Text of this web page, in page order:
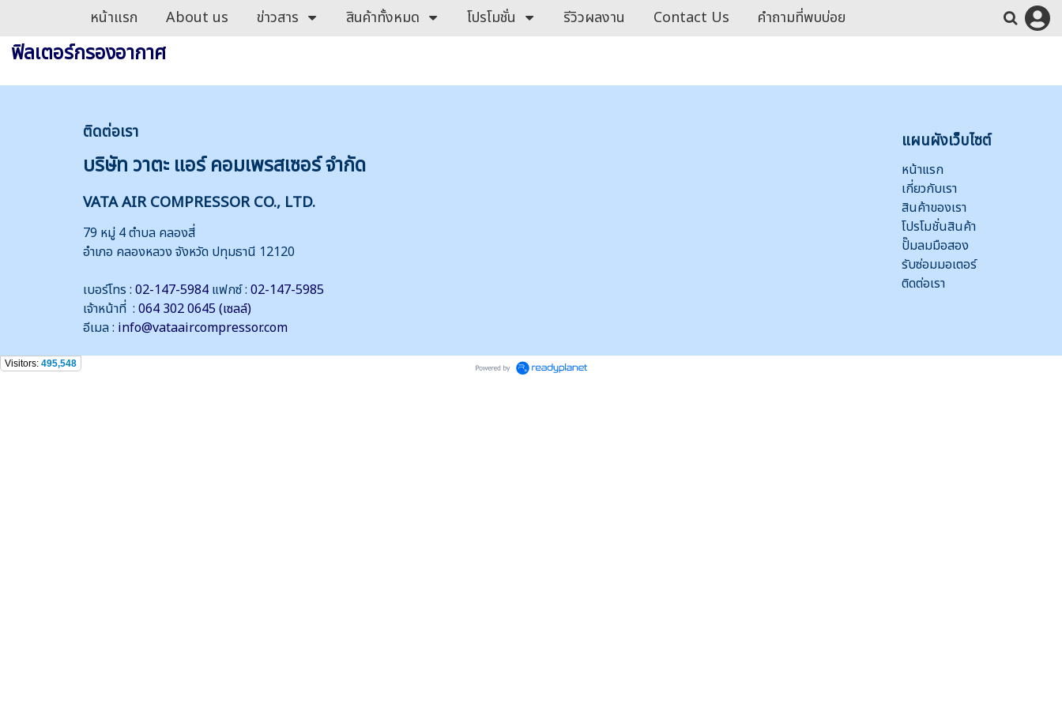
หน้าแรก About us ข่าวสาร สินค้าทั้งหมด โปรโมชั่น รีวิวผลงาน Contact Us คำถามที่พบบ่อย
ฟิลเตอร์กรองอากาศ
ติดต่อเรา
บริษัท วาตะ แอร์ คอมเพรสเซอร์ จำกัด
VATA AIR COMPRESSOR CO., LTD.
79 หมู่ 4 ตำบล คลองสี่
อำเภอ คลองหลวง จังหวัด ปทุมธานี 12120
เบอร์โทร : 02-147-5984 แฟกซ์ : 02-147-5985
เจ้าหน้าที่ : 064 302 0645 (เซลล์)
อีเมล : info@vataaircompressor.com
แผนผังเว็บไซต์
หน้าแรก
เกี่ยวกับเรา
สินค้าของเรา
โปรโมชั่นสินค้า
ปั๊มลมมือสอง
รับซ่อมมอเตอร์
ติดต่อเรา
Visitors: 495,548